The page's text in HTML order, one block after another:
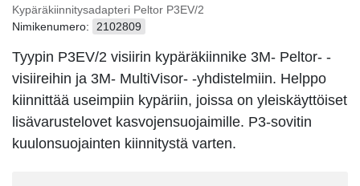
Kypäräkiinnitysadapteri Peltor P3EV/2
Nimikenumero:
2102809
Tyypin P3EV/2 visiirin kypäräkiinnike 3M- Peltor- -
visiireihin ja 3M- MultiVisor- -yhdistelmiin. Helppo
kiinnittää useimpiin kypäriin, joissa on yleiskäyttöiset
lisävarustelovet kasvojensuojaimille. P3-sovitin
kuulonsuojainten kiinnitystä varten.